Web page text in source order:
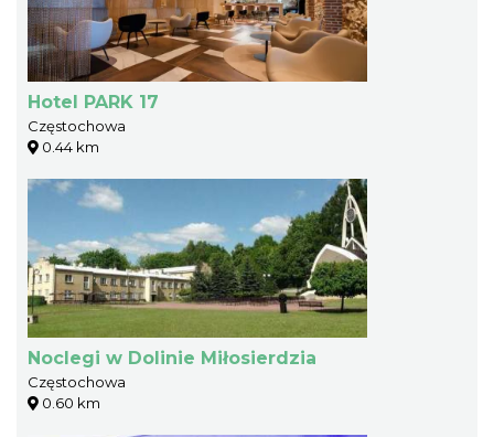
Hotel PARK 17
Częstochowa
0.44 km
Noclegi w Dolinie Miłosierdzia
Częstochowa
0.60 km